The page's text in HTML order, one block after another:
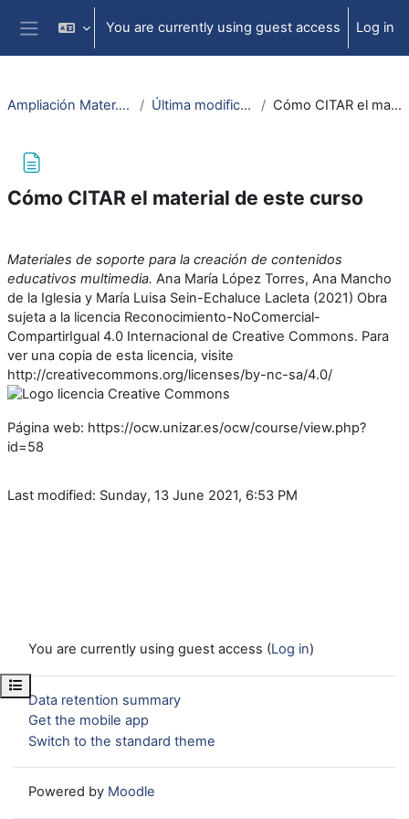
Skip to main content
Side panel
You are currently using guest access Log in
Open course index
Ampliación Mater. Educ. Multimedia Última modificación junio 2021 Cómo CITAR el material de este curso
Cómo CITAR el material de este curso
Materiales de soporte para la creación de contenidos
educativos multimedia. Ana María López Torres, Ana Mancho
de la Iglesia y María Luisa Sein-Echaluce Lacleta (2021) Obra
sujeta a la licencia Reconocimiento-NoComercial-
CompartirIgual 4.0 Internacional de Creative Commons. Para
ver una copia de esta licencia, visite
http://creativecommons.org/licenses/by-nc-sa/4.0/
Página web: https://ocw.unizar.es/ocw/course/view.php?
id=58
Last modified: Sunday, 13 June 2021, 6:53 PM
You are currently using guest access (Log in)
Data retention summary
Get the mobile app
Switch to the standard theme
Powered by Moodle